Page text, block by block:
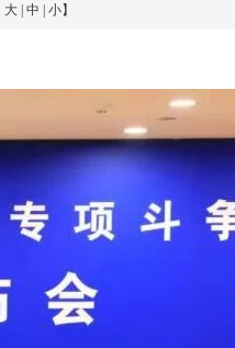
大 中 小】